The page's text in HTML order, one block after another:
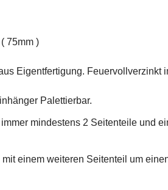
75mm )
Eigentfertigung. Feuervollverzinkt
Palettierbar.
mindestens 2 Seitenteile und
einem weiteren Seitenteil um